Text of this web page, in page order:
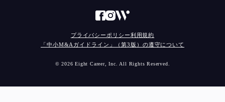
プライバシーポリシー利用規約
「中小M&Aガイドライン」（第3版）の遵守について
© 2026 Eight Career, Inc. All Rights Reserved.